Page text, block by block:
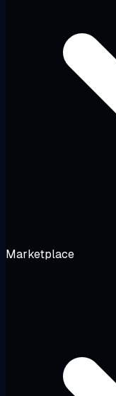
Marketplace